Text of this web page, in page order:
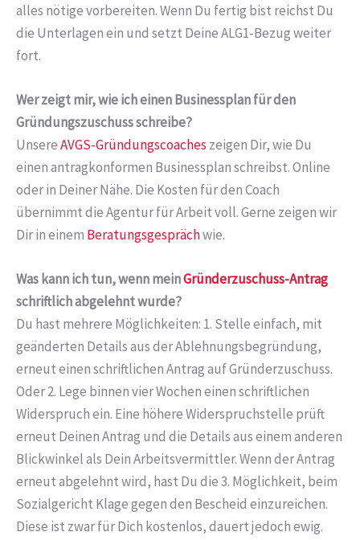
alles nötige vorbereiten. Wenn Du fertig bist reichst Du
die Unterlagen ein und setzt Deine ALG1-Bezug weiter
fort.
Wer zeigt mir, wie ich einen Businessplan für den
Gründungszuschuss schreibe?
UnsereAVGS-Gründungscoaches zeigen Dir, wie Du
einen antragkonformen Businessplan schreibst. Online
oder in Deiner Nähe. Die Kosten für den Coach
übernimmt die Agentur für Arbeit voll. Gerne zeigen wir
Dir in einem Beratungsgesprächwie.
Was kann ich tun, wenn meinGründerzuschuss-Antrag
schriftlich abgelehnt wurde?
Du hast mehrere Möglichkeiten: 1. Stelle einfach, mit
geänderten Details aus der Ablehnungsbegründung,
erneut einen schriftlichen Antrag auf Gründerzuschuss.
Oder 2. Lege binnen vier Wochen einen schriftlichen
Widerspruch ein. Eine höhere Widerspruchstelle prüft
erneut Deinen Antrag und die Details aus einem anderen
Blickwinkel als Dein Arbeitsvermittler. Wenn der Antrag
erneut abgelehnt wird, hast Du die 3. Möglichkeit, beim
Sozialgericht Klage gegen den Bescheid einzureichen.
Diese ist zwar für Dich kostenlos, dauert jedoch ewig.